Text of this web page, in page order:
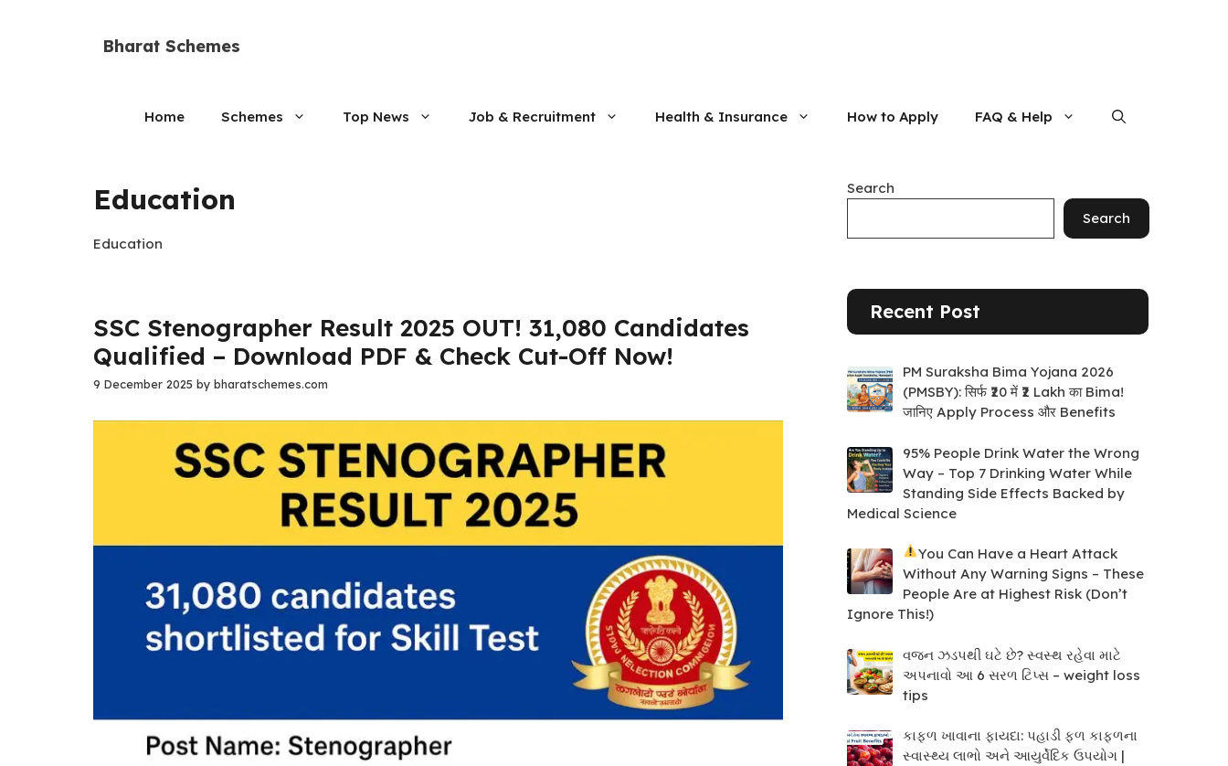
Bharat Schemes
Home Schemes Top News Job & Recruitment Health & Insurance How to Apply FAQ & Help
Education
Education
SSC Stenographer Result 2025 OUT! 31,080 Candidates
Qualified – Download PDF & Check Cut-Off Now!
9 December 2025 by bharatschemes.com
Search
Search
Recent Post
PM Suraksha Bima Yojana 2026
(PMSBY): सिर्फ ₹20 में ₹2 Lakh का Bima!
जानिए Apply Process और Benefits
95% People Drink Water the Wrong
Way – Top 7 Drinking Water While
Standing Side Effects Backed by
Medical Science
You Can Have a Heart Attack
Without Any Warning Signs – These
People Are at Highest Risk (Don’t
Ignore This!)
વજન ઝડપથી ઘટે છે? સ્વસ્થ રહેવા માટે
અપનાવો આ 6 સરળ ટિપ્સ – weight loss
tips
કાફળ ખાવાના ફાયદા: પહાડી ફળ કાફળના
સ્વાસ્થ્ય લાભો અને આયુર્વેદિક ઉપયોગ |